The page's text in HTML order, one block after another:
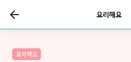
요리해요
요리해요